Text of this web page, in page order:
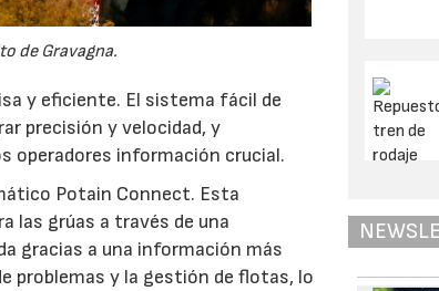
de Gravagna.
y eficiente. El sistema fácil de
precisión y velocidad, y
operadores información crucial.
Potain Connect. Esta
las grúas a través de una
gracias a una información más
problemas y la gestión de flotas, lo